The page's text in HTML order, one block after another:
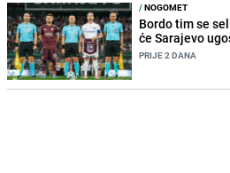
/NOGOMET
Bordo tim se
će Sarajevo
PRIJE 2 DANA